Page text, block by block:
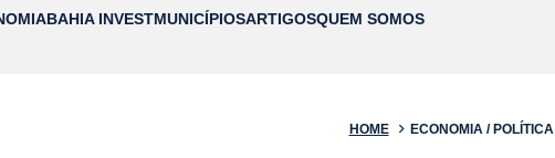
BAHIA INVESTMUNICÍPIOSARTIGOSQUEM SOMOS
HOME ECONOMIA / POLÍTICA